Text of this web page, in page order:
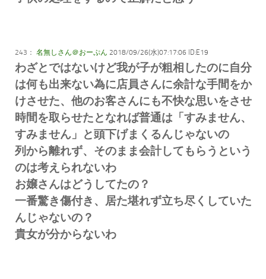
243： 名無しさん＠おーぷん 2018/09/26(水)07:17:06 ID:E19
わざとではないけど我が子が粗相したのに自分
は何も出来ない為に店員さんに余計な手間をか
けさせた、他のお客さんにも不快な思いをさせ
時間を取らせたとなれば普通は「すみません、
すみません」と頭下げまくるんじゃないの
列から離れず、そのまま会計してもらうという
のは考えられないわ
お嬢さんはどうしてたの？
一番驚き傷付き、居た堪れず立ち尽くしていた
んじゃないの？
貴女が分からないわ